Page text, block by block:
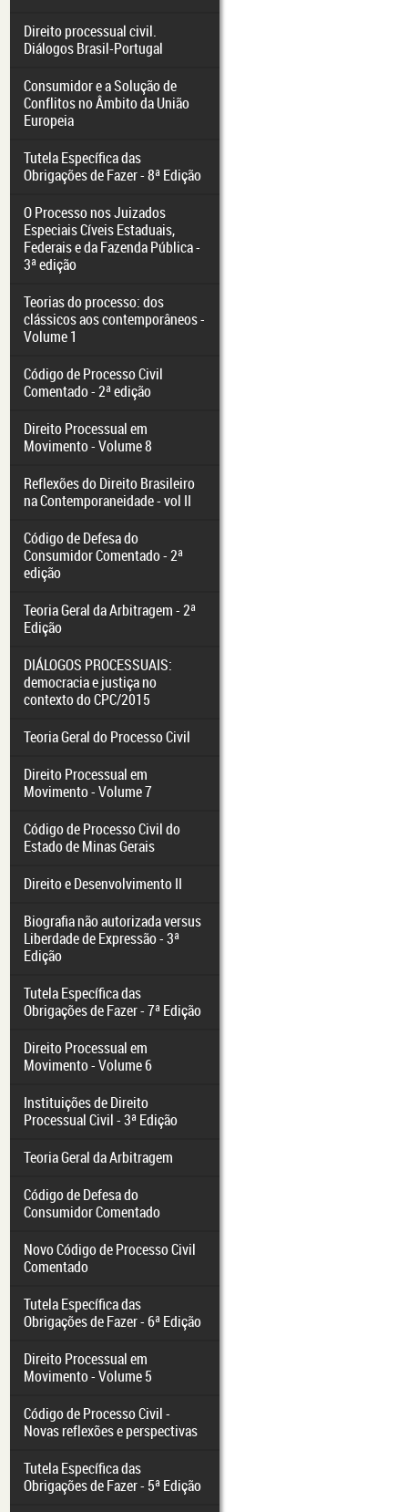
Direito processual civil.
Diálogos Brasil-Portugal
Consumidor e a Solução de
Conflitos no Âmbito da União
Europeia
Tutela Específica das
Obrigações de Fazer - 8ª Edição
O Processo nos Juizados
Especiais Cíveis Estaduais,
Federais e da Fazenda Pública -
3ª edição
Teorias do processo: dos
clássicos aos contemporâneos -
Volume 1
Código de Processo Civil
Comentado - 2ª edição
Direito Processual em
Movimento - Volume 8
Reflexões do Direito Brasileiro
na Contemporaneidade - vol II
Código de Defesa do
Consumidor Comentado - 2ª
edição
Teoria Geral da Arbitragem - 2ª
Edição
DIÁLOGOS PROCESSUAIS:
democracia e justiça no
contexto do CPC/2015
Teoria Geral do Processo Civil
Direito Processual em
Movimento - Volume 7
Código de Processo Civil do
Estado de Minas Gerais
Direito e Desenvolvimento II
Biografia não autorizada versus
Liberdade de Expressão - 3ª
Edição
Tutela Específica das
Obrigações de Fazer - 7ª Edição
Direito Processual em
Movimento - Volume 6
Instituições de Direito
Processual Civil - 3ª Edição
Teoria Geral da Arbitragem
Código de Defesa do
Consumidor Comentado
Novo Código de Processo Civil
Comentado
Tutela Específica das
Obrigações de Fazer - 6ª Edição
Direito Processual em
Movimento - Volume 5
Código de Processo Civil -
Novas reflexões e perspectivas
Tutela Específica das
Obrigações de Fazer - 5ª Edição